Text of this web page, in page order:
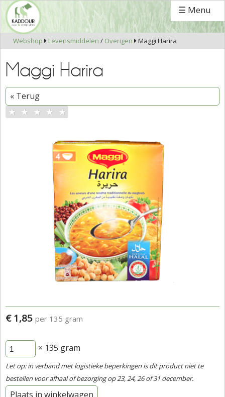
☰ Menu
Webshop  Levensmiddelen / Overigen  Maggi Harira
Maggi Harira
« Terug
★ ★ ★ ★ ★
€ 1,85 per 135 gram
× 135 gram
Let op: in verband met logistieke beperkingen is dit product niet te
bestellen voor afhaal of bezorging op 23, 24, 26 of 31 december.
Plaats in winkelwagen